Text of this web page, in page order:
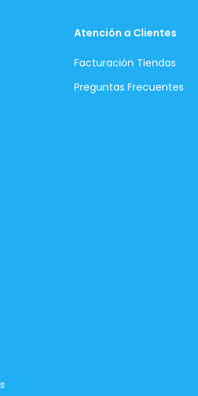
Atención a Clientes
Facturación Tiendas
Preguntas Frecuentes